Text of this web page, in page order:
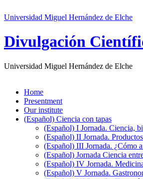
Universidad Miguel Hernández de Elche
Divulgación
Universidad Miguel Hernández de Elche
Home
Presentment
Our institute
(Español) Ciencia con tapas
(Español) I Jornada. Ciencia,
(Español) II Jornada.
(Español) III Jornada. ¿Cómo
(Español) Jornada Ciencia
(Español) IV Jornada.
(Español) V Jornada.